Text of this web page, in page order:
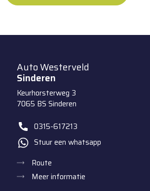
Auto Westerveld
Sinderen
Keurhorsterweg 3
7065 BS Sinderen
0315-617213
Stuur een whatsapp
Route
Meer informatie